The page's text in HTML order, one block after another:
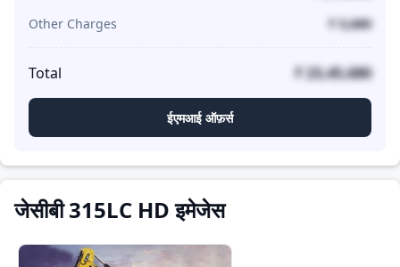
Other Charges
₹ 5,680
Total ₹ 23,45,680
ईएमआई ऑफ़र्स
जेसीबी 315LC HD इमेजेस